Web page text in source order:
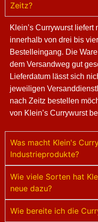
Zeitz?
Klein’s Currywurst liefert
innerhalb von drei bis
Bestelleingang. Die
dem Versandweg gut
Lieferdatum lässt sich
jeweiligen
nach Zeitz bestellen
von Klein’s Currywurst
Was macht Klein's
Industrieprodukte?
Wie viele Sorten hat
neue dazu?
Wie bereite ich die